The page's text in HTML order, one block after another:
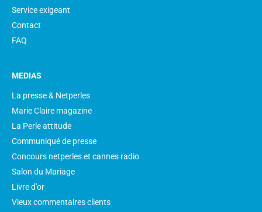
Service exigeant
Contact
FAQ
MEDIAS
La presse & Netperles
Marie Claire magazine
La Perle attitude
Communiqué de presse
Concours netperles et cannes radio
Salon du Mariage
Livre d'or
Vieux commentaires clients